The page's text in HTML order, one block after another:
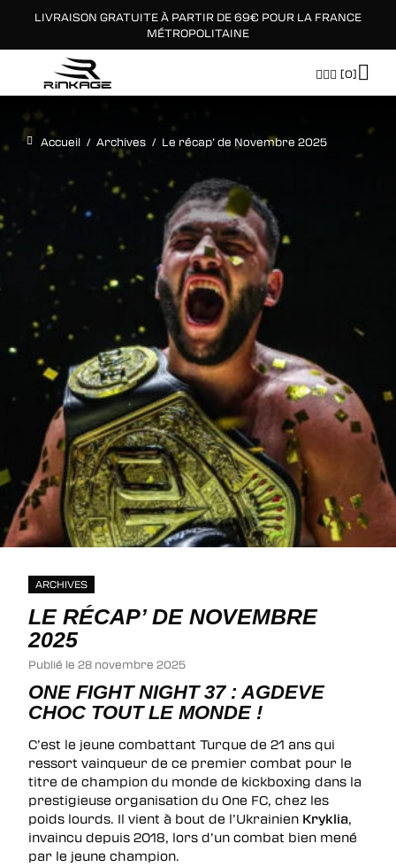
LIVRAISON GRATUITE À PARTIR DE 69€ POUR LA FRANCE
MÉTROPOLITAINE
[0]
Accueil / Archives / Le récap’ de Novembre 2025
ARCHIVES
LE RÉCAP’ DE NOVEMBRE
2025
Publié le 28 novembre 2025
ONE FIGHT NIGHT 37 : AGDEVE
CHOC TOUT LE MONDE !
C’est le jeune combattant Turque de 21 ans qui
ressort vainqueur de ce premier combat pour le
titre de champion du monde de kickboxing dans la
prestigieuse organisation du One FC, chez les
poids lourds. Il vient à bout de l’Ukrainien Kryklia,
invaincu depuis 2018, lors d’un combat bien mené
par le jeune champion.